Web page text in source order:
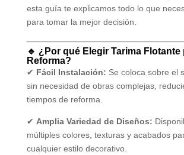
esta guía te explicamos todo lo que
para tomar la mejor decisión.
🔹 ¿Por qué Elegir Tarima Flotante
Reforma?
✔ Fácil Instalación: Se coloca sobre el
sin necesidad de obras complejas,
tiempos de reforma.
✔ Amplia Variedad de Diseños:
múltiples colores, texturas y acabados
cualquier estilo decorativo.